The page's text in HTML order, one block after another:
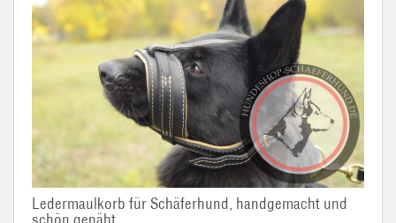
Ledermaulkorb für Schäferhund, handgemacht und